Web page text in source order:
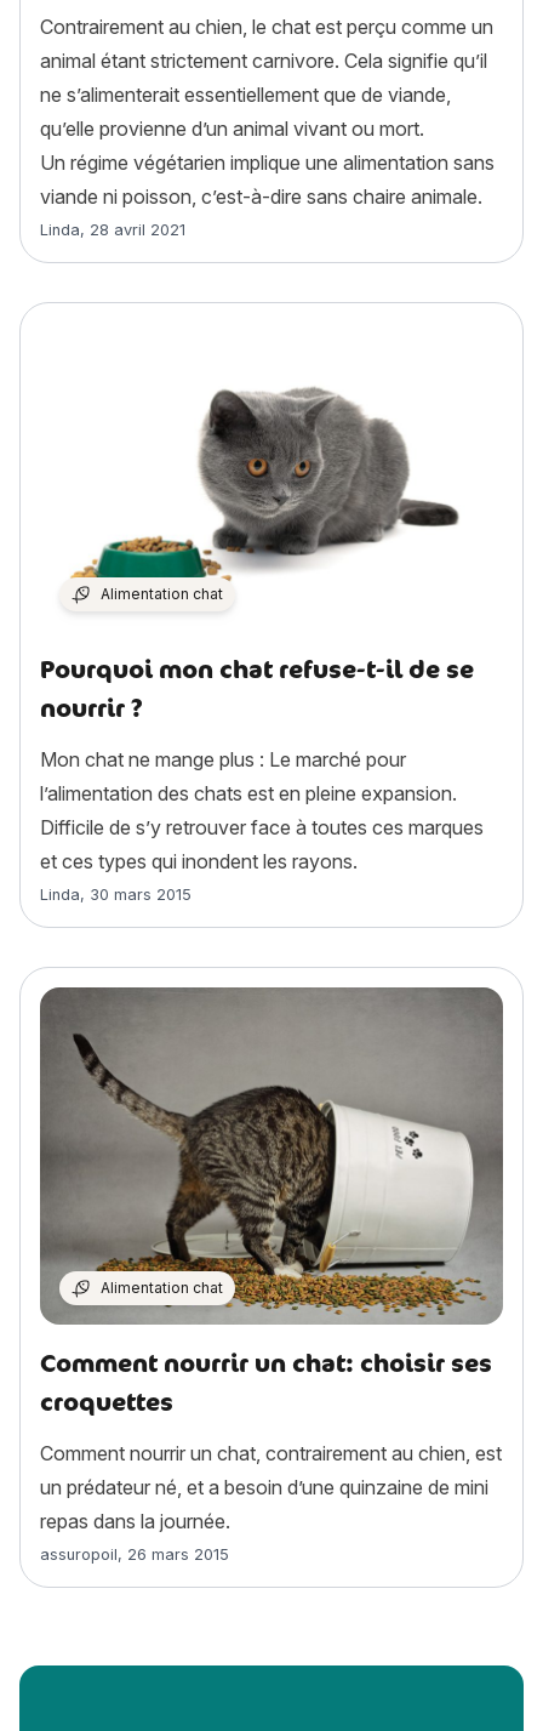
Contrairement au chien, le chat est perçu comme un
animal étant strictement carnivore. Cela signifie qu’il
ne s’alimenterait essentiellement que de viande,
qu’elle provienne d’un animal vivant ou mort.
Un régime végétarien implique une alimentation sans
viande ni poisson, c’est-à-dire sans chaire animale.
Article rédigé par
Linda, 28 avril 2021
Alimentation chat
Pourquoi mon chat refuse-t-il de se
nourrir ?
Mon chat ne mange plus : Le marché pour
l’alimentation des chats est en pleine expansion.
Difficile de s’y retrouver face à toutes ces marques
et ces types qui inondent les rayons.
Article rédigé par
Linda, 30 mars 2015
Alimentation chat
Comment nourrir un chat: choisir ses
croquettes
Comment nourrir un chat, contrairement au chien, est
un prédateur né, et a besoin d’une quinzaine de mini
repas dans la journée.
Article rédigé par
assuropoil, 26 mars 2015